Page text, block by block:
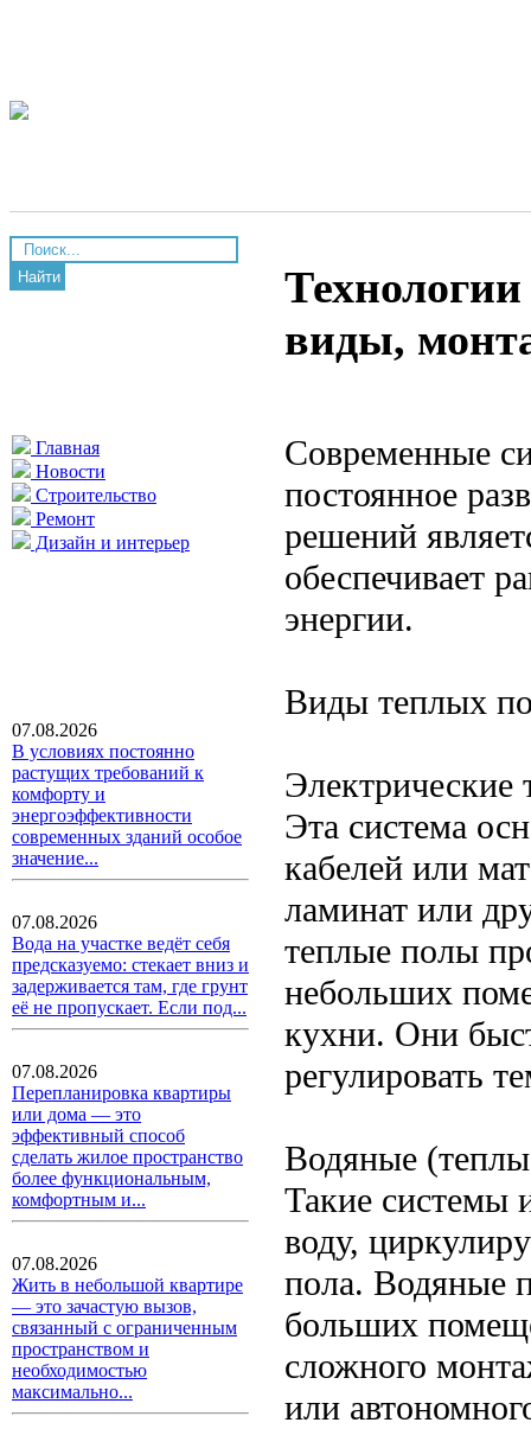
Найти
Главная
Новости
Строительство
Ремонт
Дизайн и интерьер
07.08.2026
В условиях постоянно
растущих требований к
комфорту и
энергоэффективности
современных зданий особое
значение...
07.08.2026
Вода на участке ведёт себя
предсказуемо: стекает вниз и
задерживается там, где грунт
её не пропускает. Если под...
07.08.2026
Перепланировка квартиры
или дома — это
эффективный способ
сделать жилое пространство
более функциональным,
комфортным и...
07.08.2026
Жить в небольшой квартире
— это зачастую вызов,
связанный с ограниченным
пространством и
необходимостью
максимально...
виды,
Современные
постоянное
решений
обеспечивает
энергии.
Виды теплых
Эта система
кабелей или
ламинат или
теплые полы
небольших
кухни. Они
регулировать
Водяные
Такие системы
воду,
пола. Водяные
больших
сложного
или